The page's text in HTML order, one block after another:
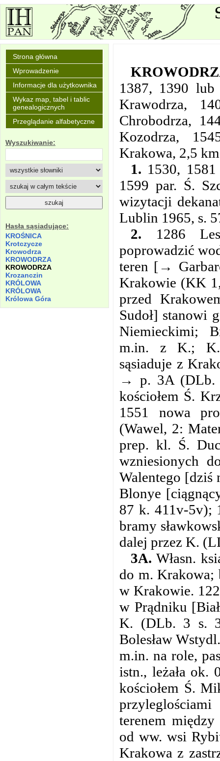
Strona główna
Wprowadzenie
Informacje dla użytkownika
Wykaz map, tabel i tablic
genealogicznych
Przeglądanie alfabetyczne
Wyszukiwanie:
Hasła sąsiadujące:
KROŚNICA
Krotczycze
Krowodrza
KROWODRZA
KROWODRZA
Krozanczin
KRÓLOWA
KRÓLOWA
Królowa Góra
1387, 1390 lub
Krawodrza,
Chrobodrza,
Kozodrza,
Krakowa, 2,5
1. 1530,
1599 par. Ś.
wizytacji
Lublin 1965, s.
2. 1286
poprowadzić
teren [→
Krakowie (KK
przed
Sudoł] stanowi
Niemieckimi;
m.in. z K.; K.
sąsiaduje z
→ p. 3A (DLb.
kościołem Ś.
1551 nowa
(Wawel, 2:
prep. kl. Ś.
wzniesionych
Walentego [dziś
Blonye
87 k. 411v-5v);
bramy
dalej przez K.
3A. Własn.
do m. Krakowa;
w Krakowie.
w Prądniku
K. (DLb. 3 s.
Bolesław
m.in. na role,
istn., leżała ok.
kościołem Ś.
terenem
od ww. wsi
Krakowa z